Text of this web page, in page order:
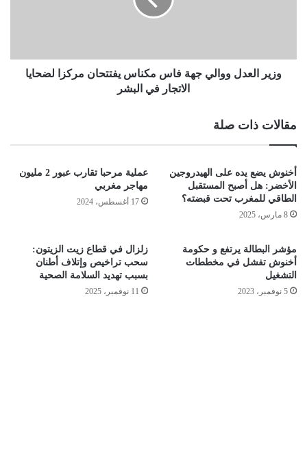
وزير العدل ووالي جهة فاس مكناس يفتتحان مركزا لضحايا
الاتجار في البشر
مقالات ذات صلة
أخنوش يضع يده على الهيدروجين
الأخضر: هل أصبح المستقبل
الطاقي للمغرب تحت قبضته؟
8 مارس، 2025
عملية مرحبا تقارب عبور 2 مليون
مهاجر مغربي
17 أغسطس، 2024
مؤشر البطالة يرتفع و حكومة
أخنوش تفشل في مخططات
التشغيل
5 نوفمبر، 2023
زلزال في قطاع زيت الزيتون:
سحب تراخيص وإتلاف أطنان
بسبب تهديد السلامة الصحية
11 نوفمبر، 2025